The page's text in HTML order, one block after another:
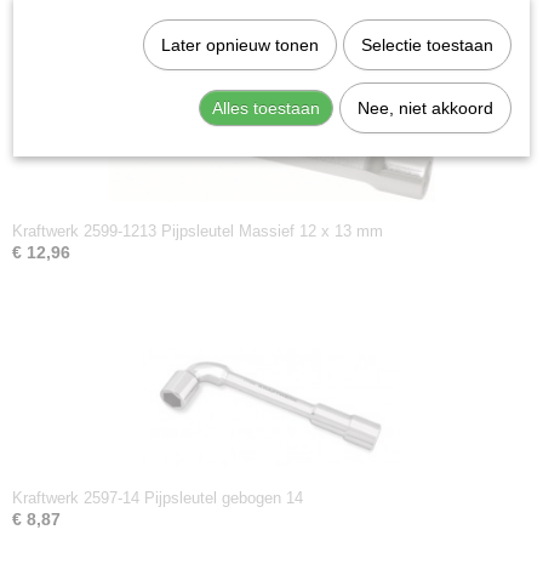
Kraftwerk 2599-1213 Pijpsleutel Massief 12 x 13 mm
€ 12,96
Kraftwerk 2597-14 Pijpsleutel gebogen 14
€ 8,87
Later opnieuw tonen Selectie toestaan
Alles toestaan Nee, niet akkoord